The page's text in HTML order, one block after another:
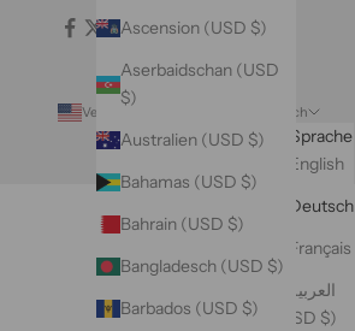
Ascension (USD $)
Aserbaidschan (USD
$)
Australien (USD $)
Bahamas (USD $)
Bahrain (USD $)
Bangladesch (USD $)
Barbados (USD $)
Vereinigte Staaten (USD $)
Land
Äquatorialguinea
(USD $)
Äthiopien (USD $)
Afghanistan (USD $)
Ålandinseln (USD $)
Deutsch
Sprache
English
Deutsch
Français
العربية